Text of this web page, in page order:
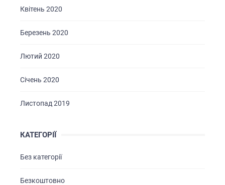
Квітень 2020
Березень 2020
Лютий 2020
Січень 2020
Листопад 2019
КАТЕГОРІЇ
Без категорії
Безкоштовно